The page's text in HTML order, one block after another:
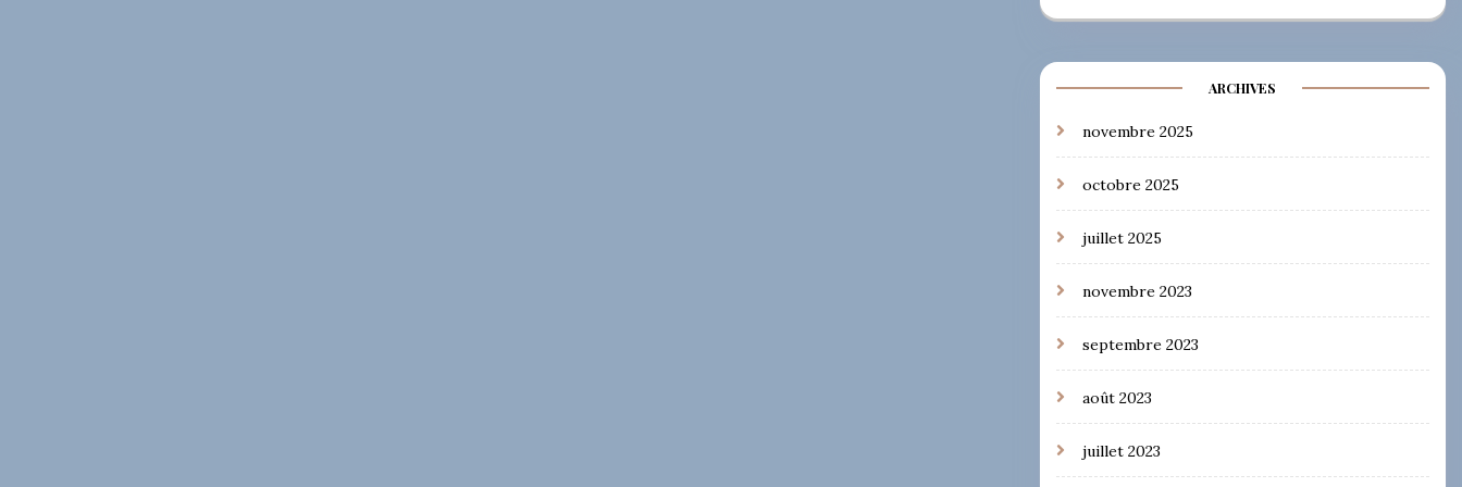
ARCHIVES
novembre 2025
octobre 2025
juillet 2025
novembre 2023
septembre 2023
août 2023
juillet 2023